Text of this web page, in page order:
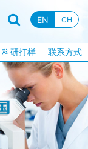
EN CH
科研打样 联系方式